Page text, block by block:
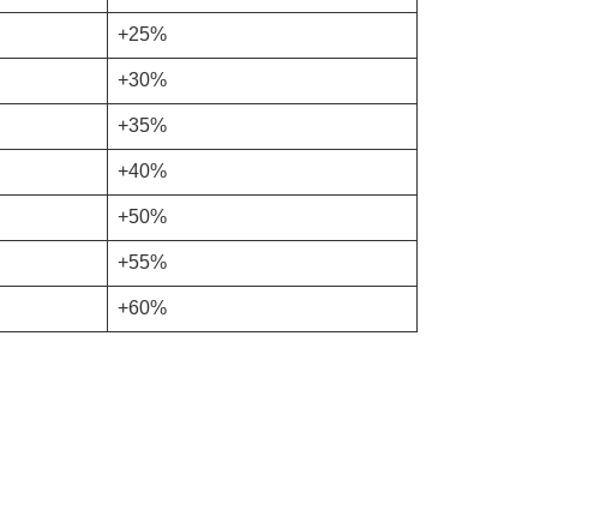
+25%
+30%
+35%
+40%
+50%
+55%
+60%